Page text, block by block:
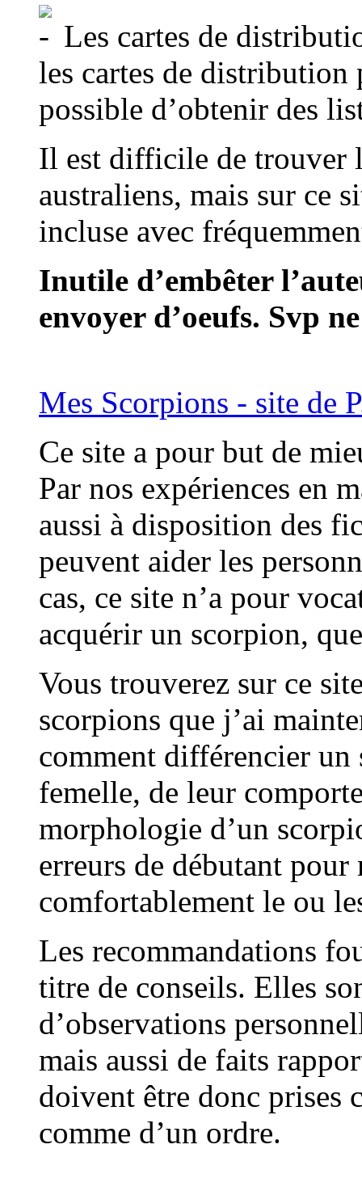
Les cartes de
les cartes de distribution
possible d’obtenir des
Il est difficile de trouver
australiens, mais sur ce
incluse avec
Inutile d’embêter
envoyer d’oeufs. Svp
Mes Scorpions - site de
Ce site a pour but de
Par nos expériences en
aussi à disposition des
peuvent aider les
cas, ce site n’a pour
acquérir un scorpion,
Vous trouverez sur ce
scorpions que j’ai
comment différencier un
femelle, de leur
morphologie d’un
erreurs de débutant
comfortablement le ou
Les recommandations
titre de conseils. Elles
d’observations
mais aussi de faits
doivent être donc prises
comme d’un ordre.